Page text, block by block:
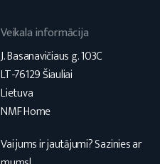
Veikala informācija
J. Basanavičiaus g. 103C
LT-76129 Šiauliai
Lietuva
NMF Home
Vai jums ir jautājumi? Sazinies ar